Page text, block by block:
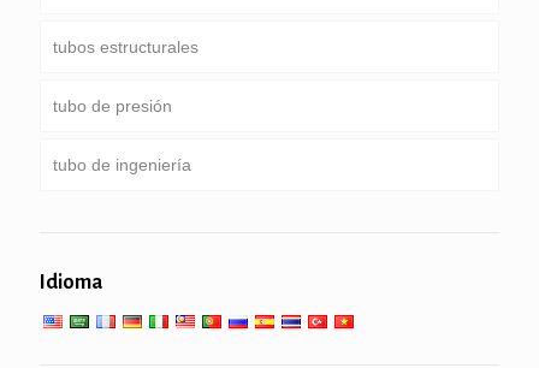
Tubería de perforación
tubería de perforación pesado peso & collar de
ducto común
Servicio especial y recubiertos & tubería revestida
tubos estructurales
Ronda, Plaza & tubo rectangular
Pipa galvanizada
tubo de presión
Caldera, intercambiador de calor, condensador &
tubo de ingeniería
tubo mecánica y precisión
Idioma